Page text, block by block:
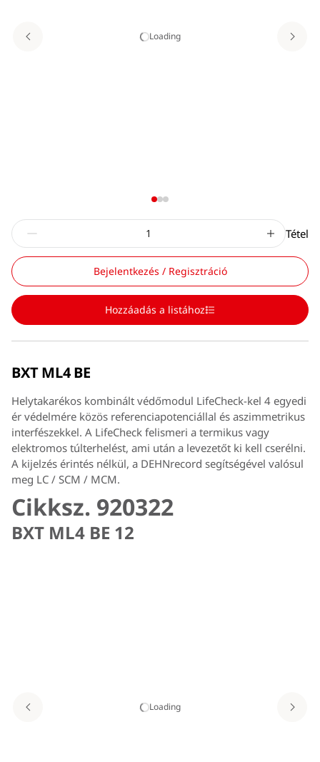
Loading
Tétel
Bejelentkezés / Regisztráció
Hozzáadás a listához
BXT ML4 BE
Helytakarékos kombinált védőmodul LifeCheck-kel 4 egyedi
ér védelmére közös referenciapotenciállal és aszimmetrikus
interfészekkel. A LifeCheck felismeri a termikus vagy
elektromos túlterhelést, ami után a levezetőt ki kell cserélni.
A kijelzés érintés nélkül, a DEHNrecord segítségével valósul
meg LC / SCM / MCM.
Cikksz. 920322
BXT ML4 BE 12
Loading